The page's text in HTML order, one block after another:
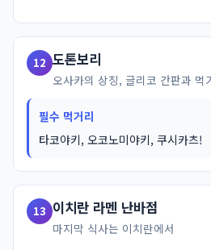
12 도톤보리
오사카의 상징, 글리코 간판과 먹
필수 먹거리
타코야키, 오코노미야키, 쿠시카츠!
13 이치란 라멘 난바점
마지막 식사는 이치란에서